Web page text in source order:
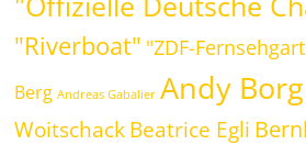
"Riverboat" "ZDF-
Berg Andreas Gabalier Andy Borg
WoitschackBeatrice Egli